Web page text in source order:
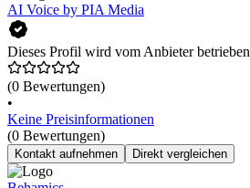
AI Voice by PIA Media
Dieses Profil wird vom Anbieter betrieben
(0 Bewertungen)
•
Keine Preisinformationen
(0 Bewertungen)
Kontakt aufnehmen Direkt vergleichen